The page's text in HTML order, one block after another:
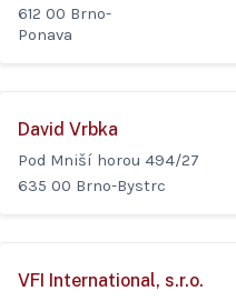
612 00 Brno-
Ponava
David Vrbka
Pod Mniší horou 494/27
635 00 Brno-Bystrc
VFI International, s.r.o.